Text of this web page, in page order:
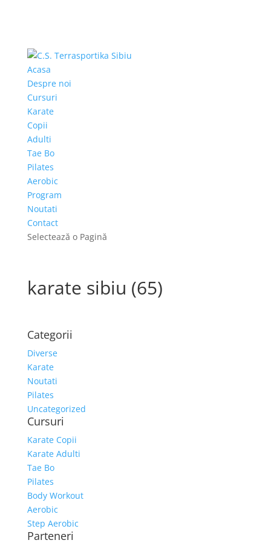
Acasa
Despre noi
Cursuri
Karate
Copii
Adulti
Tae Bo
Pilates
Aerobic
Program
Noutati
Contact
Selectează o Pagină
karate sibiu (65)
Categorii
Diverse
Karate
Noutati
Pilates
Uncategorized
Cursuri
Karate Copii
Karate Adulti
Tae Bo
Pilates
Body Workout
Aerobic
Step Aerobic
Parteneri